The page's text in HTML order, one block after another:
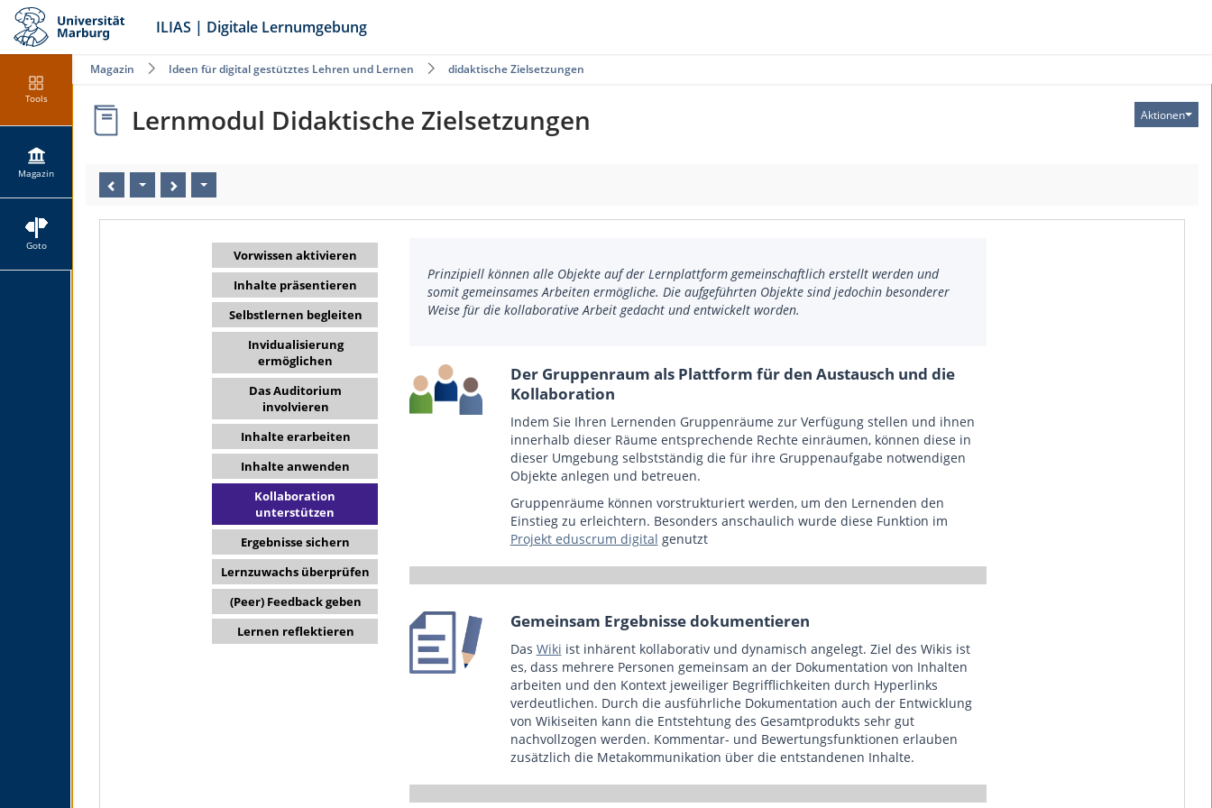
ILIAS | Digitale Lernumgebung
Tools
Magazin
Goto
Magazin Ideen für digital gestütztes Lehren und Lernen didaktische Zielsetzungen
Aktionen
Lernmodul Didaktische Zielsetzungen
Vorwissen aktivieren
Inhalte präsentieren
Selbstlernen begleiten
Invidualisierung
ermöglichen
Das Auditorium
involvieren
Inhalte erarbeiten
Inhalte anwenden
Kollaboration
unterstützen
Ergebnisse sichern
Lernzuwachs überprüfen
(Peer) Feedback geben
Lernen reflektieren
Prinzipiell können alle Objekte auf der Lernplattform gemeinschaftlich erstellt werden und
somit gemeinsames Arbeiten ermögliche. Die aufgeführten Objekte sind jedochin besonderer
Weise für die kollaborative Arbeit gedacht und entwickelt worden.
Der Gruppenraum als Plattform für den Austausch und die
Kollaboration
Indem Sie Ihren Lernenden Gruppenräume zur Verfügung stellen und ihnen
innerhalb dieser Räume entsprechende Rechte einräumen, können diese in
dieser Umgebung selbstständig die für ihre Gruppenaufgabe notwendigen
Objekte anlegen und betreuen.
Gruppenräume können vorstrukturiert werden, um den Lernenden den
Einstieg zu erleichtern. Besonders anschaulich wurde diese Funktion im
Projekt eduscrum digital genutzt
Gemeinsam Ergebnisse dokumentieren
Das Wiki ist inhärent kollaborativ und dynamisch angelegt. Ziel des Wikis ist
es, dass mehrere Personen gemeinsam an der Dokumentation von Inhalten
arbeiten und den Kontext jeweiliger Begrifflichkeiten durch Hyperlinks
verdeutlichen. Durch die ausführliche Dokumentation auch der Entwicklung
von Wikiseiten kann die Entstehtung des Gesamtprodukts sehr gut
nachvollzogen werden. Kommentar- und Bewertungsfunktionen erlauben
zusätzlich die Metakommunikation über die entstandenen Inhalte.